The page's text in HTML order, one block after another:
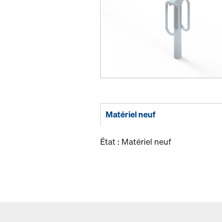
Matériel neuf
État : Matériel neuf